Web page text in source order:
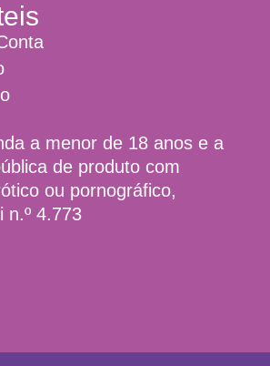
a menor de 18 anos e a
de produto com
ou pornográfico,
n.º 4.773